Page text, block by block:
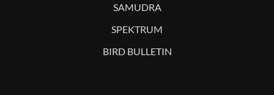
SAMUDRA
SPEKTRUM
BIRD BULLETIN